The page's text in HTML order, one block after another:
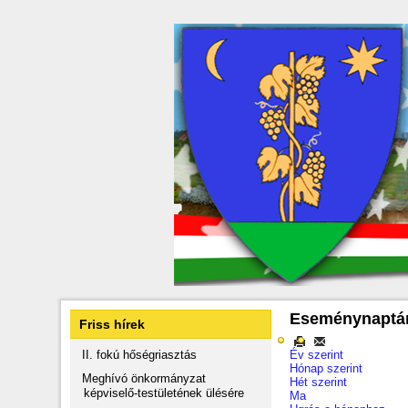
Friss hírek
II. fokú hőségriasztás
Meghívó önkormányzat
képviselő-testületének ülésére
Év szerint
Hónap szerint
Hét szerint
Ma